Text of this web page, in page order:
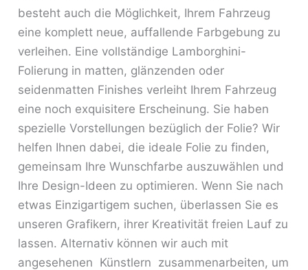
besteht auch die Möglichkeit, Ihrem Fahrzeug
eine komplett neue, auffallende Farbgebung zu
verleihen. Eine vollständige Lamborghini-
Folierung in matten, glänzenden oder
seidenmatten Finishes verleiht Ihrem Fahrzeug
eine noch exquisitere Erscheinung. Sie haben
spezielle Vorstellungen bezüglich der Folie? Wir
helfen Ihnen dabei, die ideale Folie zu finden,
gemeinsam Ihre Wunschfarbe auszuwählen und
Ihre Design-Ideen zu optimieren. Wenn Sie nach
etwas Einzigartigem suchen, überlassen Sie es
unseren Grafikern, ihrer Kreativität freien Lauf zu
lassen. Alternativ können wir auch mit
angesehenen Künstlern zusammenarbeiten, um